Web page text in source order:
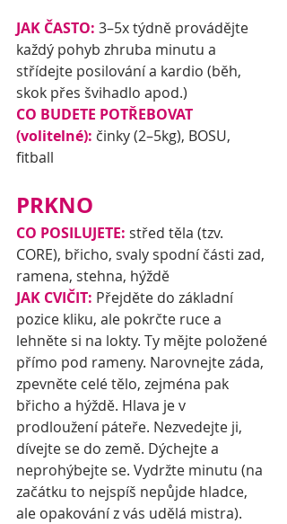
JAK ČASTO: 3–5x týdně provádějte
každý pohyb zhruba minutu a
střídejte posilování a kardio (běh,
skok přes švihadlo apod.)
CO BUDETE POTŘEBOVAT
(volitelné): činky (2–5kg), BOSU,
fitball
PRKNO
CO POSILUJETE: střed těla (tzv.
CORE), břicho, svaly spodní části zad,
ramena, stehna, hýždě
JAK CVIČIT: Přejděte do základní
pozice kliku, ale pokrčte ruce a
lehněte si na lokty. Ty mějte položené
přímo pod rameny. Narovnejte záda,
zpevněte celé tělo, zejména pak
břicho a hýždě. Hlava je v
prodloužení páteře. Nezvedejte ji,
dívejte se do země. Dýchejte a
neprohýbejte se. Vydržte minutu (na
začátku to nejspíš nepůjde hladce,
ale opakování z vás udělá mistra).